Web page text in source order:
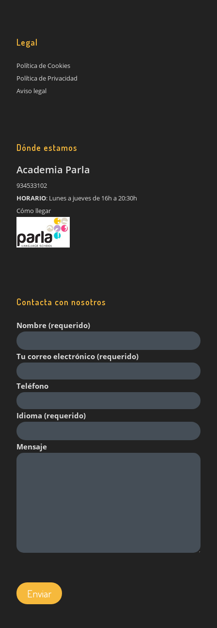
Legal
Política de Cookies
Política de Privacidad
Aviso legal
Dónde estamos
Academia Parla
934533102
HORARIO: Lunes a jueves de 16h a 20:30h
Cómo llegar
Contacta con nosotros
Nombre (requerido)
Tu correo electrónico (requerido)
Teléfono
Idioma (requerido)
Mensaje